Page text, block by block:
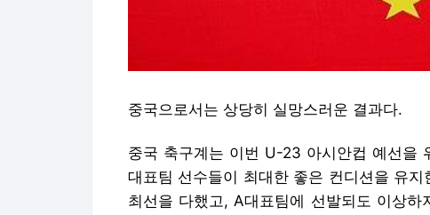
중국으로서는 상당히 실망스러운 결과다.
중국 축구계는 이번 U-23 아시안컵 예선을
대표팀 선수들이 최대한 좋은 컨디션을 유
최선을 다했고, A대표팀에 선발되도 이상